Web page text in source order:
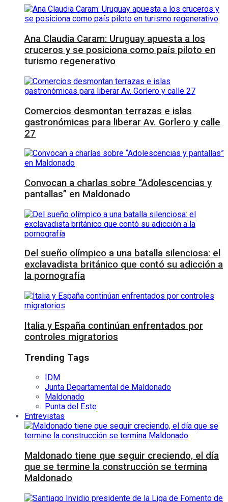
Ana Claudia Caram: Uruguay apuesta a los
cruceros y se posiciona como país piloto en
turismo regenerativo
Comercios desmontan terrazas e islas
gastronómicas para liberar Av. Gorlero y calle
27
Convocan a charlas sobre “Adolescencias y
pantallas” en Maldonado
Del sueño olímpico a una batalla silenciosa: el
exclavadista británico que contó su adicción a
la pornografía
Italia y España continúan enfrentados por
controles migratorios
Trending Tags
IDM
Junta Departamental de Maldonado
Maldonado
Punta del Este
Entrevistas
Maldonado tiene que seguir creciendo, el día
que se termine la construcción se termina
Maldonado